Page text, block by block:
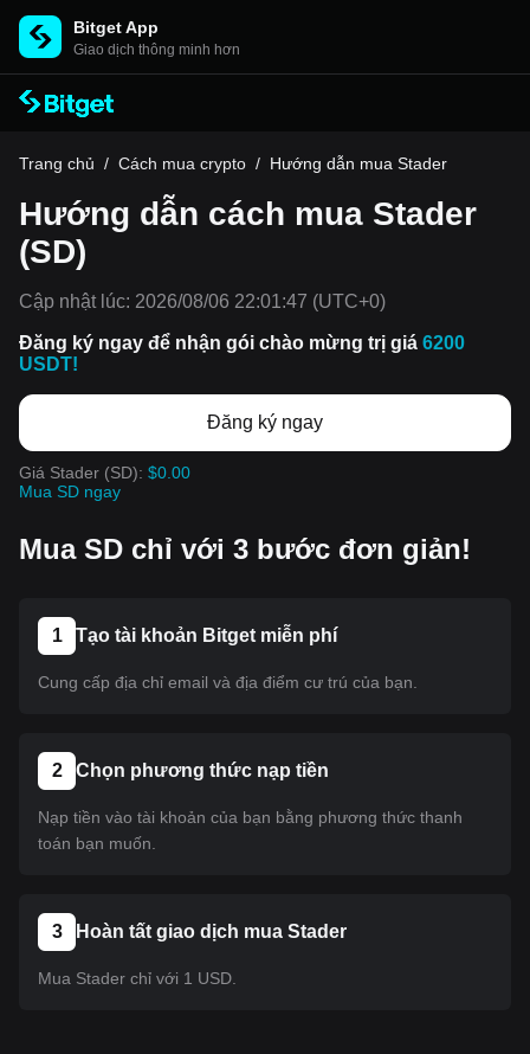
Bitget App
Giao dịch thông minh hơn
Trang chủ / Cách mua crypto / Hướng dẫn mua Stader
Hướng dẫn cách mua Stader
(SD)
Cập nhật lúc: 2026/08/06 22:01:47 (UTC+0)
Đăng ký ngay để nhận gói chào mừng trị giá 6200
USDT!
Đăng ký ngay
Giá Stader (SD): $0.00
Mua SD ngay
Mua SD chỉ với 3 bước đơn giản!
1 Tạo tài khoản Bitget miễn phí
Cung cấp địa chỉ email và địa điểm cư trú của bạn.
2 Chọn phương thức nạp tiền
Nạp tiền vào tài khoản của bạn bằng phương thức thanh
toán bạn muốn.
3 Hoàn tất giao dịch mua Stader
Mua Stader chỉ với 1 USD.